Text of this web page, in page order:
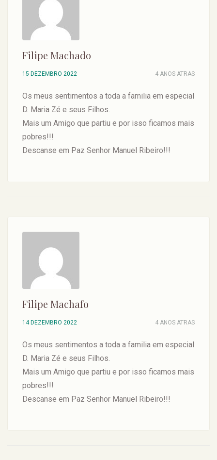
Filipe Machado
15 DEZEMBRO 2022 4 ANOS ATRAS
Os meus sentimentos a toda a familia em especial
D. Maria Zé e seus Filhos.
Mais um Amigo que partiu e por isso ficamos mais
pobres!!!
Descanse em Paz Senhor Manuel Ribeiro!!!
Filipe Machafo
14 DEZEMBRO 2022 4 ANOS ATRAS
Os meus sentimentos a toda a familia em especial
D. Maria Zé e seus Filhos.
Mais um Amigo que partiu e por isso ficamos mais
pobres!!!
Descanse em Paz Senhor Manuel Ribeiro!!!